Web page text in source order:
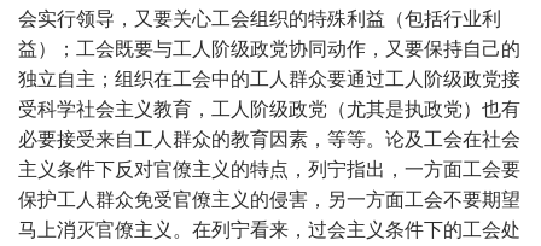
会实行领导，又要关心工会组织的特殊利益（包括行业利
益）；工会既要与工人阶级政党协同动作，又要保持自己的
独立自主；组织在工会中的工人群众要通过工人阶级政党接
受科学社会主义教育，工人阶级政党（尤其是执政党）也有
必要接受来自工人群众的教育因素，等等。论及工会在社会
主义条件下反对官僚主义的特点，列宁指出，一方面工会要
保护工人群众免受官僚主义的侵害，另一方面工会不要期望
马上消灭官僚主义。在列宁看来，过会主义条件下的工会处